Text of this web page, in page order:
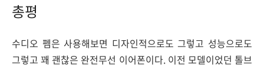
총평
수디오 펨은 사용해보면 디자인적으로도 그렇고 성능으로도
그렇고 꽤 괜찮은 완전무선 이어폰이다. 이전 모델이었던 톨브